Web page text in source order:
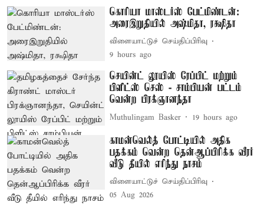
கொரியா மாஸ்டர்ஸ் பேட்மிண்டன்:
அரைஇறுதியில் அஷ்மிதா, ரக்ஷிதா
விளையாட்டுச் செய்திப்பிரிவு
9 hours ago
செயின்ட் லூயிஸ் ரேப்பிட் மற்றும்
பிளிட்ஸ் செஸ் - சாம்பியன் பட்டம்
வென்ற பிரக்ஞானந்தா
Muthulingam Basker 19 hours ago
காமன்வெல்த் போட்டியில் அதிக
பதக்கம் வென்ற தென்ஆப்பிரிக்க வீரர்
வீடு தீயில் எரிந்து நாசம்
விளையாட்டுச் செய்திப்பிரிவு
05 Aug 2026